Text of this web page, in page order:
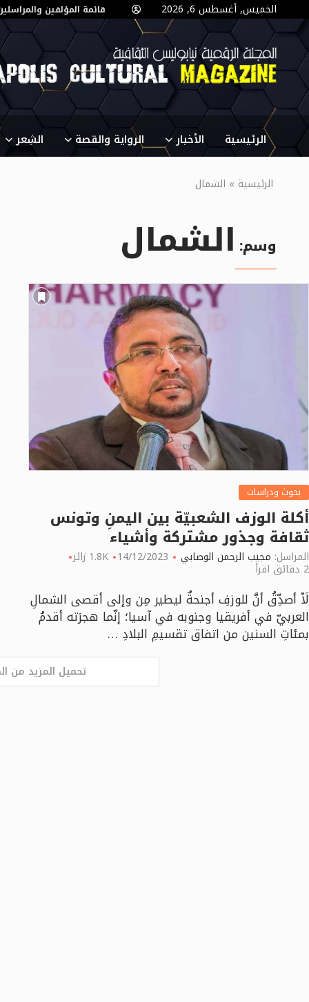
الخميس, أغسطس 6, 2026 قائمة المؤلفين
الرئيسية الأخبار الرواية والقصة الشِعر
الرئيسية » الشمال
وسم: الشمال
بحوث ودراسات
أكلة الوزف الشعبيّة بين اليمنِ وتونس
ثقافة وجذور مشتركة وأشياء
المراسل: مجيب الرحمن الوصابي 14/12/2023 1.8K زائر
2 دقائق اقرأ
لَاْ أصدِّقُ أنَّ للوزفِ أجنحةٌ ليطير مِن وإلى أقصى الشمالِ
العربيّ في أفريقيا وجنوبه في آسيا؛ إنّما هجرَته أقدمُ
بمئاتِ السنين من اتفاق تقسيمِ البلادِ …
تحميل المزيد من